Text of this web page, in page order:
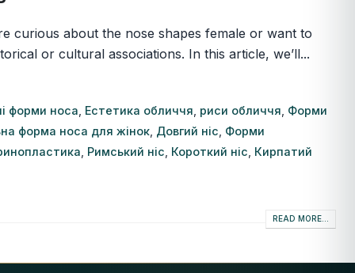
curious about the nose shapes female or want to
or cultural associations. In this article, we’ll...
форми носа Естетика обличчя риси обличчя Форми
форма носа для жінок Довгий ніс Форми
Римський ніс Короткий ніс Кирпатий
READ MORE...